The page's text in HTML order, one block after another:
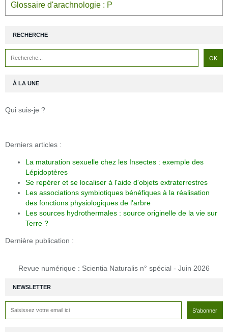
Glossaire d'arachnologie : P
NEWSLETTER
RECHERCHE
À LA UNE
Qui suis-je ?
Derniers articles :
La maturation sexuelle chez les Insectes : exemple des
Lépidoptères
Se repérer et se localiser à l'aide d'objets extraterrestres
Les associations symbiotiques bénéfiques à la réalisation
des fonctions physiologiques de l'arbre
Les sources hydrothermales : source originelle de la vie sur
Terre ?
Dernière publication :
Revue numérique : Scientia Naturalis n° spécial - Juin 2026